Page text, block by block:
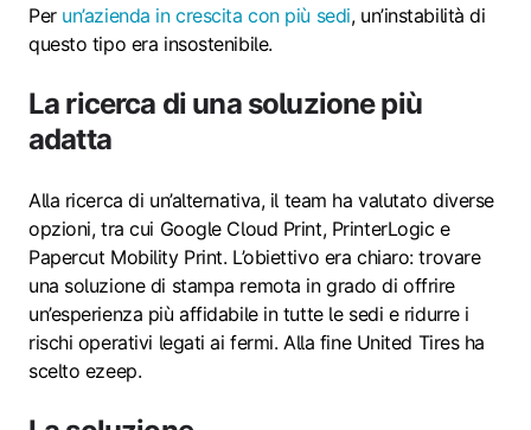
Per un’azienda in crescita con più sedi, un’instabilità di
questo tipo era insostenibile.
La ricerca di una soluzione più
adatta
Alla ricerca di un’alternativa, il team ha valutato diverse
opzioni, tra cui Google Cloud Print, PrinterLogic e
Papercut Mobility Print. L’obiettivo era chiaro: trovare
una soluzione di stampa remota in grado di offrire
un’esperienza più affidabile in tutte le sedi e ridurre i
rischi operativi legati ai fermi. Alla fine United Tires ha
scelto ezeep.